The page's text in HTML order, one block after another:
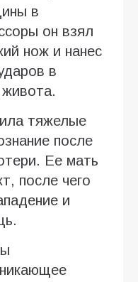
в
он взял
нож и нанес
в
тяжелые
после
Ее мать
после чего
и